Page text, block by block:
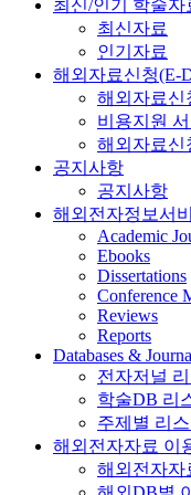
최신/인기 학술자
최신자료
인기자료
해외자료신청(E-
해외자료신
비용지원
해외자료신
공지사항
공지사항
해외전자정보서
Academic
Ebooks
Dissertations
Conference
Reviews
Reports
Databases &
전자저널
학술DB 리
주제별 리
해외전자자료 이
해외전자자